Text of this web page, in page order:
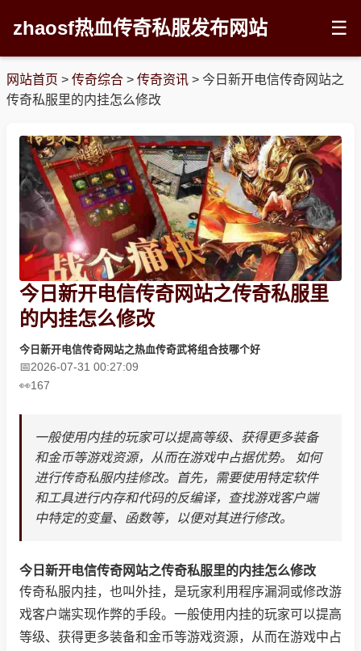
zhaosf热血传奇私服发布网站 ☰
网站首页 > 传奇综合 > 传奇资讯 > 今日新开电信传奇网站之
传奇私服里的内挂怎么修改
今日新开电信传奇网站之传奇私服里
的内挂怎么修改
今日新开电信传奇网站之热血传奇武将组合技哪个好
2026-07-31 00:27:09
167
一般使用内挂的玩家可以提高等级、获得更多装备
和金币等游戏资源，从而在游戏中占据优势。 如何
进行传奇私服内挂修改。首先，需要使用特定软件
和工具进行内存和代码的反编译，查找游戏客户端
中特定的变量、函数等，以便对其进行修改。
今日新开电信传奇网站之传奇私服里的内挂怎么修改
传奇私服内挂，也叫外挂，是玩家利用程序漏洞或修改游
戏客户端实现作弊的手段。一般使用内挂的玩家可以提高
等级、获得更多装备和金币等游戏资源，从而在游戏中占